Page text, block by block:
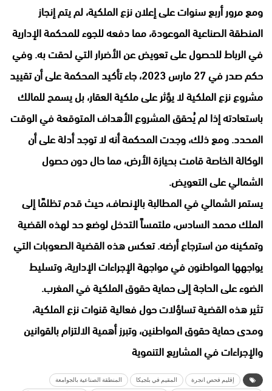
ومع مرور أربع سنوات على إعلان نزع الملكية، لم يتم إنجاز
المنطقة الصناعية الموعودة، مما دفعه للجوء للمحكمة الإدارية
في الرباط للحصول على تعويض عن الأضرار التي لحقت به. وفي
حكم صدر في 27 مارس 2023، جاء تأكيد المحكمة على أن تقييد
مشروع نزع الملكية لا يؤثر على ملكية العقار، بل يسمح للمالك
باستعادته إذا لم يُحقق المشروع الأهداف المتوقعة في الوقت
المحدد. ومع ذلك، وجدت المحكمة أنه لا توجد أدلة على أن
الوكالة الخاصة قامت بحيازة الأرض، مما حال دون حصول
الشمالي على التعويض.
يستمر الشمالي في المطالبة بالإنصاف، حيث قدم تظلمًا إلى
الملك محمد السادس، ملتمساً التدخل لوضع حد لهذه القضية
وتمكينه من استرجاع أرضه. تعكس هذه القضية الصعوبات التي
يواجهها المواطنون في مواجهة الإجراءات الإدارية، وتسليط
الضوء على الحاجة إلى حماية حقوق الملكية في المغرب.
تثير هذه القضية تساؤلات حول فعالية قنوات نزع الملكية،
ومدى حماية حقوق المواطنين، وتبرز أهمية الالتزام بالقوانين
والإجراءات في المشاريع التنموية
إقليم فحص انجرة المقيم في بلجيكا المنطقة الصناعية بالجوامعة